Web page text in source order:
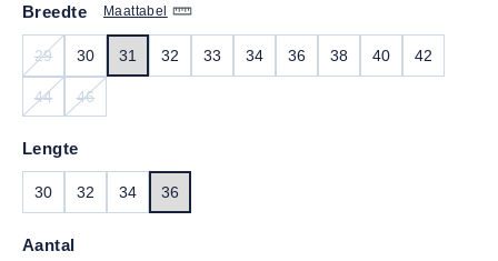
Maattabel
Breedte
29 30 31 32 33 34 36 38 40 42
44
(DEZE OPTIE IS MOMENTEEL NIET BESCHIKBAAR.)
46
Lengte
30 32 34 36
Aantal